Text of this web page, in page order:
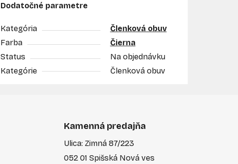
Dodatočné parametre
Kategória
Členková obuv
Farba
Čierna
Status
Na objednávku
Kategórie
Členková obuv
Kamenná predajňa
Ulica: Zimná 87/223
052 01 Spišská Nová ves